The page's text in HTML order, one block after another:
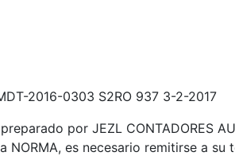
2016-0303 S2RO 937 3-2-2017
por JEZL CONTADORES
NORMA, es necesario remitirse a su